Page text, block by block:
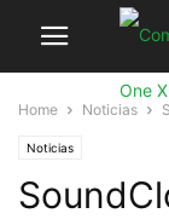
Home Noticias
Noticias